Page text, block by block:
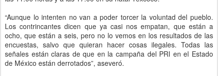
“Aunque lo intenten no van a poder torcer la voluntad del pueblo.
Los contrincantes dicen que ya casi nos empatan, que están a
ocho, que están a seis, pero no lo vemos en los resultados de las
encuestas, salvo que quieran hacer cosas ilegales. Todas las
señales están claras de que en la campaña del PRI en el Estado
de México están derrotados”, aseveró.